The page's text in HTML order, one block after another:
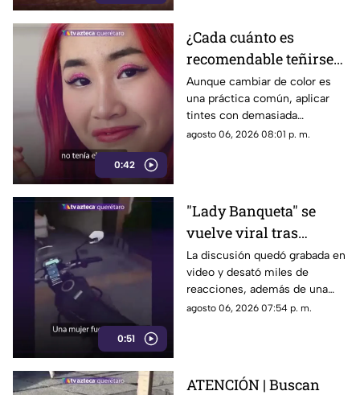
0:42
¿Cada cuánto es
recomendable teñirse
el cabello?
Especialistas explican
por qué hacerlo
seguido puede dañarlo
Aunque cambiar de color es
una práctica común, aplicar
tintes con demasiada
frecuencia puede afectar la
agosto 06, 2026 08:01 p. m.
0:51
"Lady Banqueta" se
vuelve viral tras
confrontar a un
repartidor; así fue el
momento
La discusión quedó grabada en
video y desató miles de
reacciones, además de una
muestra de apoyo de
agosto 06, 2026 07:54 p. m.
ATENCIÓN | Buscan